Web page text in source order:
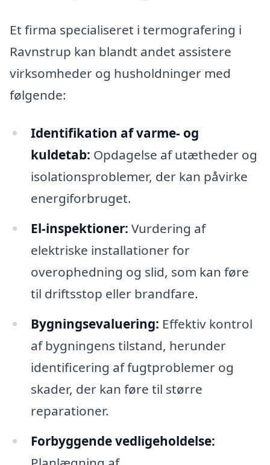
Et firma specialiseret i termografering i
Ravnstrup kan blandt andet assistere
virksomheder og husholdninger med
følgende:
Identifikation af varme- og
kuldetab: Opdagelse af utætheder og
isolationsproblemer, der kan påvirke
energiforbruget.
El-inspektioner: Vurdering af
elektriske installationer for
overophedning og slid, som kan føre
til driftsstop eller brandfare.
Bygningsevaluering: Effektiv kontrol
af bygningens tilstand, herunder
identificering af fugtproblemer og
skader, der kan føre til større
reparationer.
Forbyggende vedligeholdelse: